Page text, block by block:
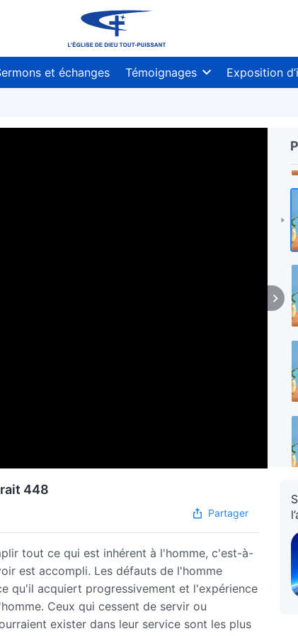
et échanges Témoignages Exposition
448
Partager
tout ce qui est inhérent à l'homme, c'est-à-
est accompli. Les défauts de l'homme
qu'il acquiert progressivement et l'expérience
Ceux qui cessent de servir ou
exister dans leur service sont les plus